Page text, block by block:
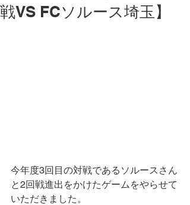
戦VS FCソルース埼玉】
今年度3回目の対戦であるソルースさん
と2回戦進出をかけたゲームをやらせて
いただきました。